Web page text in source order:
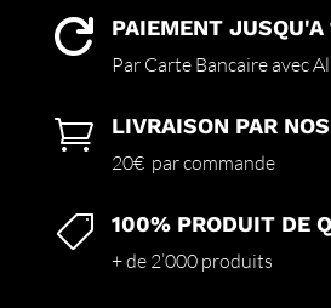
 PAIEMENT
Par Carte Bancaire avec
 LIVRAISON PAR
20€ par commande
 100% PRODUIT DE
+ de 2’000 produits